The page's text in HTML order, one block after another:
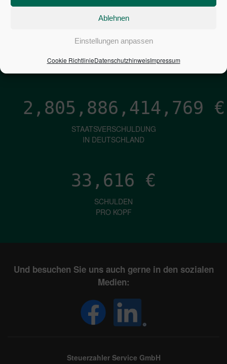
Ablehnen
Einstellungen anpassen
Cookie RichtlinieDatenschutzhinweisImpressum
1,601€
ZINSEN
PRO SEKUNDE
2,805,886,416,032 €
STAATSVERSCHULDUNG
IN DEUTSCHLAND
33,616 €
SCHULDEN
PRO KOPF
Und besuchen Sie uns auch gerne in den sozialen
Medien:
Steuerzahler Service GmbH